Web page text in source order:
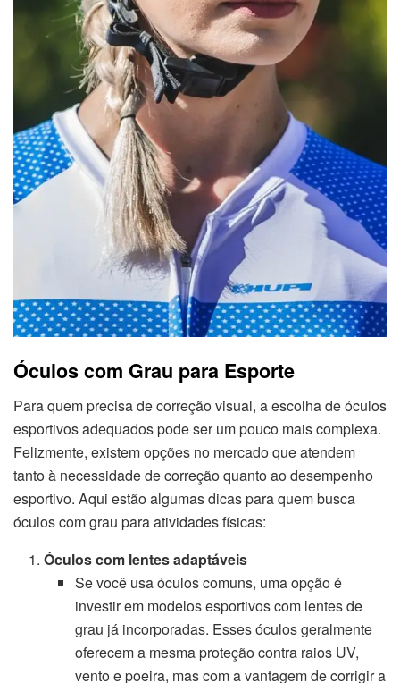
Óculos com Grau para Esporte
Para quem precisa de correção visual, a escolha de óculos
esportivos adequados pode ser um pouco mais complexa.
Felizmente, existem opções no mercado que atendem
tanto à necessidade de correção quanto ao desempenho
esportivo. Aqui estão algumas dicas para quem busca
óculos com grau para atividades físicas:
Óculos com lentes adaptáveis
Se você usa óculos comuns, uma opção é
investir em modelos esportivos com lentes de
grau já incorporadas. Esses óculos geralmente
oferecem a mesma proteção contra raios UV,
vento e poeira, mas com a vantagem de corrigir a